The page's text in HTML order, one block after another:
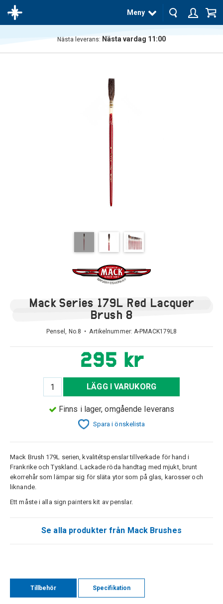
Meny
Nästa leverans: Nästa vardag 11:00
Mack Series 179L Red Lacquer
Brush 8
Pensel, No.8 • Artikelnummer:A-PMACK179L8
295 kr
LÄGG I VARUKORG
Finns i lager, omgående leverans
Spara i önskelista
Mack Brush 179L serien, kvalitétspenslar tillverkade för hand i
Frankrike och Tyskland. Lackade röda handtag med mjukt, brunt
ekorrehår som lämpar sig för släta ytor som på glas, karosser och
liknande.
Ett måste i alla sign painters kit av penslar.
Se alla produkter från Mack Brushes
Tillbehör Specifikation